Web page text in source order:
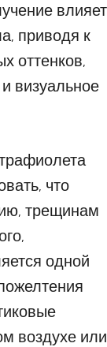
влияет
приводя к
оттенков,
визуальное
что
трещинам
одной
воздухе или